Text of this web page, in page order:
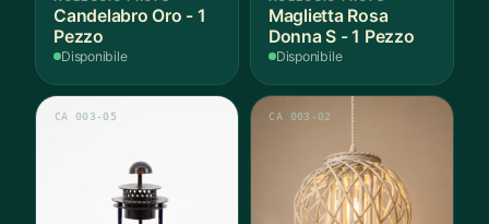
Candelabro Oro - 1
Pezzo
Disponibile
Maglietta Rosa
Donna S - 1 Pezzo
Disponibile
CA 003-05 CA 003-02